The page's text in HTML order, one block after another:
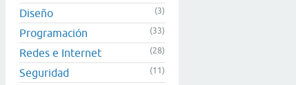
Diseño
(3)
Programación (33)
Redes e Internet (28)
Seguridad (11)